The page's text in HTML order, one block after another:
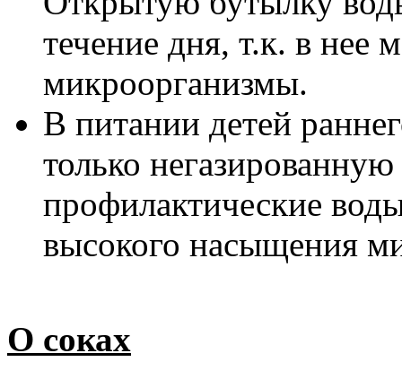
течение дня, т.к. в нее
микроорганизмы.
В питании детей
только
профилактические
высокого насыщения
О соках